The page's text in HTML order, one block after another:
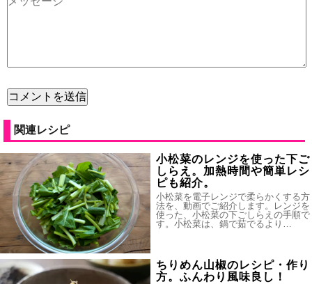
関連レシピ
小松菜のレンジを使った下ご
しらえ。加熱時間や簡単レシ
ピも紹介。
小松菜を電子レンジで柔らかくする方
法を、動画でご紹介します。レンジを
使った、小松菜の下ごしらえの手順で
す。小松菜は、鍋で茹でるより…
ちりめん山椒のレシピ・作り
方。ふんわり風味良し！